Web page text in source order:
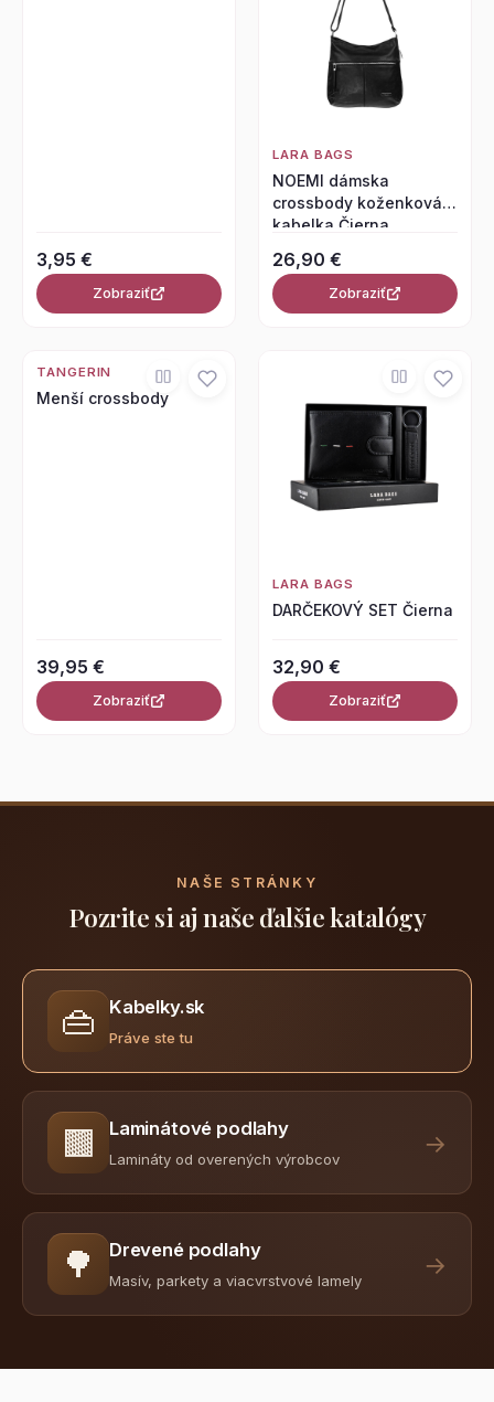
3,95 €
Zobraziť
LARA BAGS
NOEMI dámska
crossbody koženková
kabelka Čierna
26,90 €
Zobraziť
TANGERIN
Menší crossbody
39,95 €
Zobraziť
LARA BAGS
DARČEKOVÝ SET Čierna
32,90 €
Zobraziť
NAŠE STRÁNKY
Pozrite si aj naše ďalšie katalógy
👜 Kabelky.sk
Práve ste tu
🟫 Laminátové podlahy
Lamináty od overených výrobcov
→
🌳 Drevené podlahy
Masív, parkety a viacvrstvové lamely
→